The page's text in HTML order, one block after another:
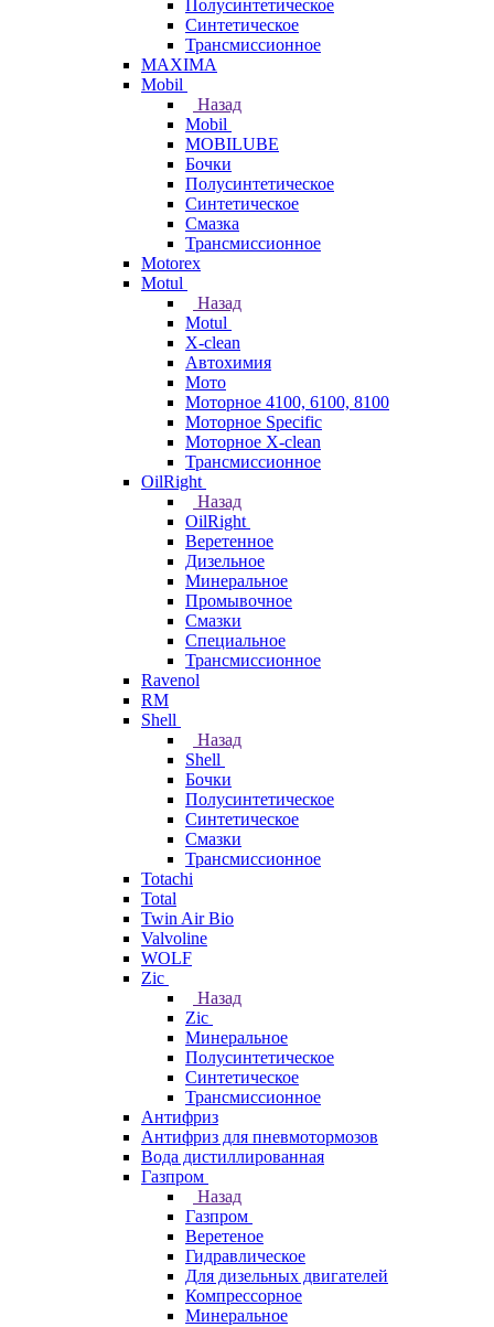
Полусинтетическое
Синтетическое
Трансмиссионное
MAXIMA
Mobil
Назад
Mobil
MOBILUBE
Бочки
Полусинтетическое
Синтетическое
Смазка
Трансмиссионное
Motorex
Motul
Назад
Motul
X-clean
Автохимия
Мото
Моторное 4100, 6100, 8100
Моторное Specific
Моторное X-clean
Трансмиссионное
OilRight
Назад
OilRight
Веретенное
Дизельное
Минеральное
Промывочное
Смазки
Специальное
Трансмиссионное
Ravenol
RM
Shell
Назад
Shell
Бочки
Полусинтетическое
Синтетическое
Смазки
Трансмиссионное
Totachi
Total
Twin Air Bio
Valvoline
WOLF
Zic
Назад
Zic
Минеральное
Полусинтетическое
Синтетическое
Трансмиссионное
Антифриз
Антифриз для пневмотормозов
Вода дистиллированная
Газпром
Назад
Газпром
Веретеное
Гидравлическое
Для дизельных двигателей
Компрессорное
Минеральное